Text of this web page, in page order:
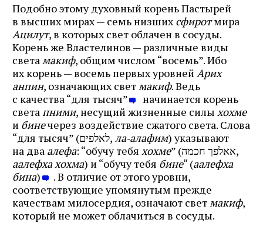
Подобно этому духовный корень Пастырей
в высших мирах — семь низших сфиротмира
Ацилут, в которых свет облачен в сосуды.
Корень же Властелинов — различные виды
света макиф, общим числом “восемь”. Ибо
их корень — восемь первых уровней Арих
анпин, означающих свет макиф. Ведь
с качества “для тысяч”
начинается корень
света пними, несущий жизненные силы хохме
и бинечерез воздействие сжатого света. Слова
“для тысяч” (לאלפים, ла‑алафим) указывают
на два алефа: “обучу тебя хохме
” (אאלפך חכמה,
аалефха хохма) и “обучу тебя бине“ (аалефха
бина)
. В отличие от этого уровни,
соответствующие упомянутым прежде
качествам милосердия, означают свет макиф,
который не может облачиться в сосуды.